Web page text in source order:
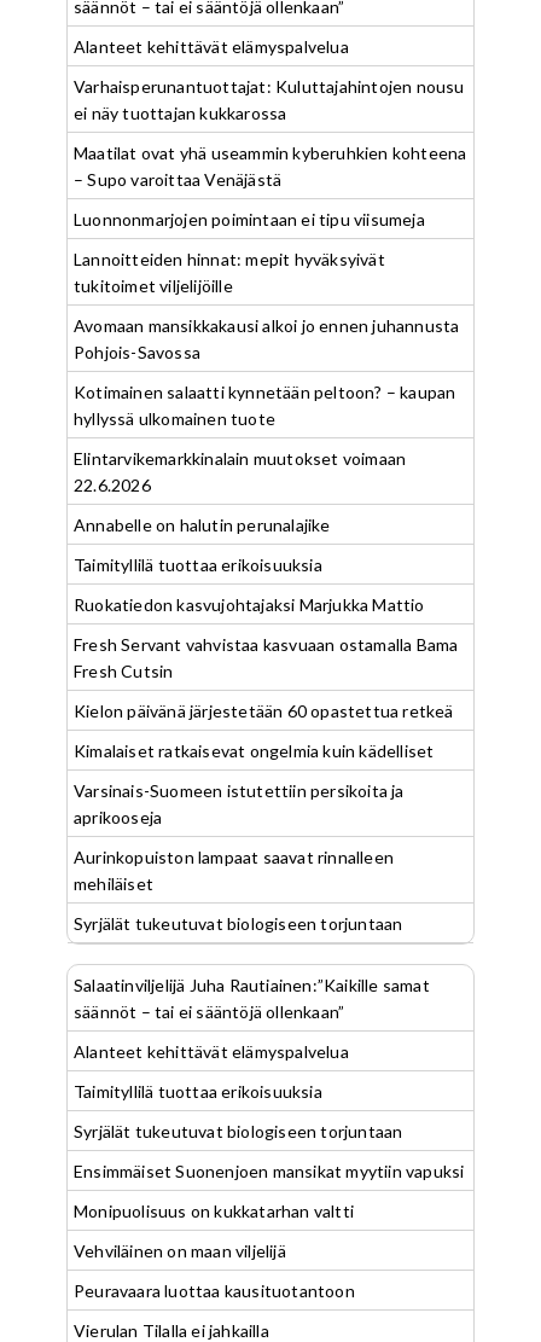
säännöt – tai ei sääntöjä ollenkaan”
Alanteet kehittävät elämyspalvelua
Varhaisperunantuottajat: Kuluttajahintojen nousu
ei näy tuottajan kukkarossa
Maatilat ovat yhä useammin kyberuhkien kohteena
– Supo varoittaa Venäjästä
Luonnonmarjojen poimintaan ei tipu viisumeja
Lannoitteiden hinnat: mepit hyväksyivät
tukitoimet viljelijöille
Avomaan mansikkakausi alkoi jo ennen juhannusta
Pohjois-Savossa
Kotimainen salaatti kynnetään peltoon? – kaupan
hyllyssä ulkomainen tuote
Elintarvikemarkkinalain muutokset voimaan
22.6.2026
Annabelle on halutin perunalajike
Taimityllilä tuottaa erikoisuuksia
Ruokatiedon kasvujohtajaksi Marjukka Mattio
Fresh Servant vahvistaa kasvuaan ostamalla Bama
Fresh Cutsin
Kielon päivänä järjestetään 60 opastettua retkeä
Kimalaiset ratkaisevat ongelmia kuin kädelliset
Varsinais-Suomeen istutettiin persikoita ja
aprikooseja
Aurinkopuiston lampaat saavat rinnalleen
mehiläiset
Syrjälät tukeutuvat biologiseen torjuntaan
Salaatinviljelijä Juha Rautiainen:”Kaikille samat
säännöt – tai ei sääntöjä ollenkaan”
Alanteet kehittävät elämyspalvelua
Taimityllilä tuottaa erikoisuuksia
Syrjälät tukeutuvat biologiseen torjuntaan
Ensimmäiset Suonenjoen mansikat myytiin vapuksi
Monipuolisuus on kukkatarhan valtti
Vehviläinen on maan viljelijä
Peuravaara luottaa kausituotantoon
Vierulan Tilalla ei jahkailla